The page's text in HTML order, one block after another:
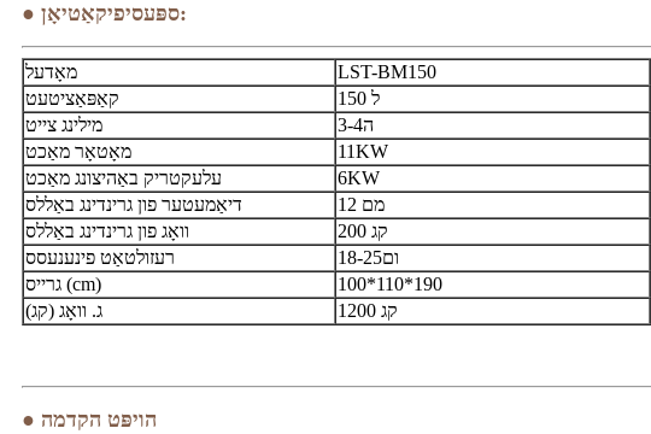
● ספּעסיפיקאַטיאָן:
מאָדעל LST-BM150
קאַפּאַציטעט
150 ל
מילינג צייט
3-4ה
מאָטאָר מאַכט
11KW
עלעקטריק באַהיצונג מאַכט
6KW
דיאַמעטער פון גרינדינג באַללס
12 מם
וואָג פון גרינדינג באַללס
200 קג
רעזולטאַט פינענעסס
18-25ום
גרייס (cm)
100*110*190
ג. וואָג (קג)
1200 קג
● הויפּט הקדמה